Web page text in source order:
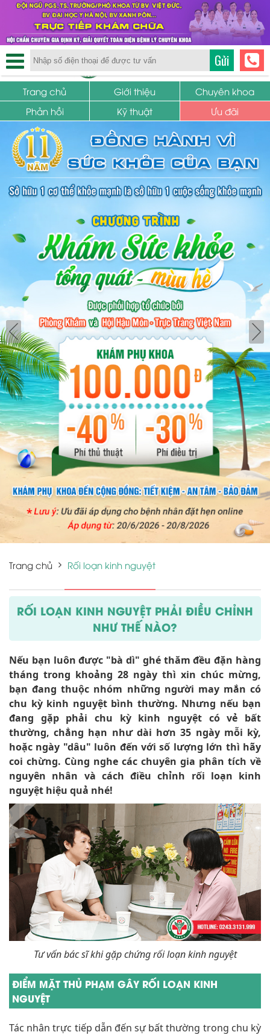
TRUNG TÂM PHỤ KHOA
SỨC KHỎE SINH SẢN
Trang chủ Giới thiệu
Chuyên khoa
Phản hồi
Kỹ thuật Ưu đãi
Trang chủ Rối loạn kinh nguyệt
RỐI LOẠN KINH NGUYỆT PHẢI ĐIỀU CHỈNH
NHƯ THẾ NÀO?
Nếu bạn luôn được "bà dì" ghé thăm đều đặn hàng
tháng trong khoảng 28 ngày thì xin chúc mừng,
bạn đang thuộc nhóm những người may mắn có
chu kỳ kinh nguyệt bình thường. Nhưng nếu bạn
đang gặp phải chu kỳ kinh nguyệt có vẻ bất
thường, chẳng hạn như dài hơn 35 ngày mỗi kỳ,
hoặc ngày "dâu" luôn đến với số lượng lớn thì hãy
coi chừng. Cùng nghe các chuyên gia phân tích về
nguyên nhân và cách điều chỉnh rối loạn kinh
nguyệt hiệu quả nhé!
Tư vấn bác sĩ khi gặp chứng rối loạn kinh nguyệt
ĐIỂM MẶT THỦ PHẠM GÂY RỐI LOẠN KINH
NGUYỆT
Tác nhân trực tiếp dẫn đến sự bất thường trong chu kỳ
Gửi